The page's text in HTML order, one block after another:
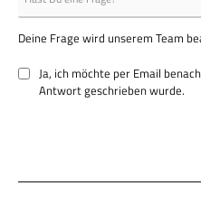
Deine Frage wird unserem Team
Ja, ich möchte per Email
Antwort geschrieben wurde.